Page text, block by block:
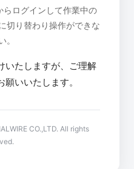
ログインして作業中の
切り替わり操作ができな
。
いたしますが、ご理解
いいたします。
CO.,LTD. All rights